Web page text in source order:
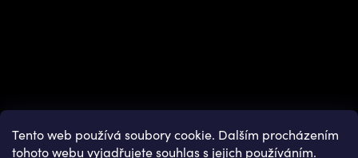
Tento web používá soubory cookie. Dalším procházením
tohoto webu vyjadřujete souhlas s jejich používáním.